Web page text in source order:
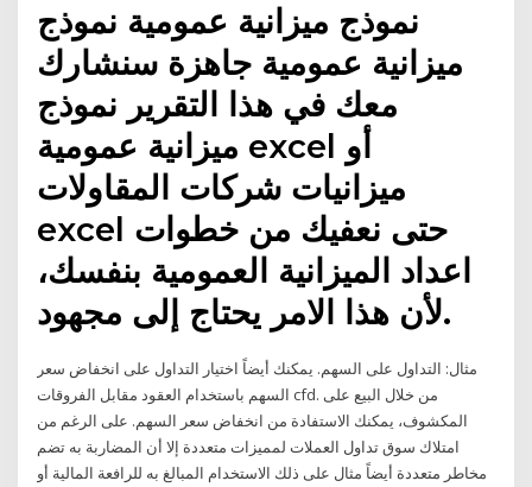
نموذج ميزانية عمومية نموذج
ميزانية عمومية جاهزة سنشارك
معك في هذا التقرير نموذج
ميزانية عمومية excel أو
ميزانيات شركات المقاولات
excel حتى نعفيك من خطوات
اعداد الميزانية العمومية بنفسك،
لأن هذا الامر يحتاج إلى مجهود.
مثال: التداول على السهم. يمكنك أيضاً اختيار التداول على انخفاض سعر
السهم باستخدام العقود مقابل الفروقات cfd. من خلال البيع على
المكشوف، يمكنك الاستفادة من انخفاض سعر السهم. على الرغم من
امتلاك سوق تداول العملات لمميزات متعددة إلا أن المضاربة به تضم
مخاطر متعددة أيضاً مثال على ذلك الاستخدام المبالغ به للرافعة المالية أو